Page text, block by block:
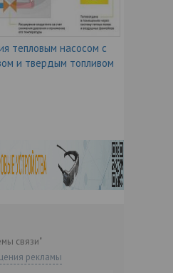
тепловым насосом с
и твердым топливом
связи"
рекламы